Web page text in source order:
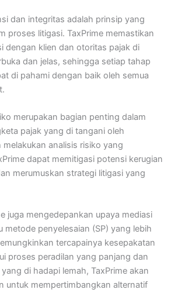
dan integritas adalah prinsip yang
proses litigasi. TaxPrime memastikan
dengan klien dan otoritas pajak di
dan jelas, sehingga setiap tahap
di pahami dengan baik oleh semua
merupakan bagian penting dalam
pajak yang di tangani oleh
melakukan analisis risiko yang
dapat memitigasi potensi kerugian
merumuskan strategi litigasi yang
juga mengedepankan upaya mediasi
metode penyelesaian (SP) yang lebih
tercapainya kesepakatan
proses peradilan yang panjang dan
di hadapi lemah, TaxPrime akan
untuk mempertimbangkan alternatif